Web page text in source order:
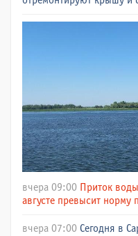
вчера 09:00 Приток
августе превысит норму
вчера 07:00 Сегодня в